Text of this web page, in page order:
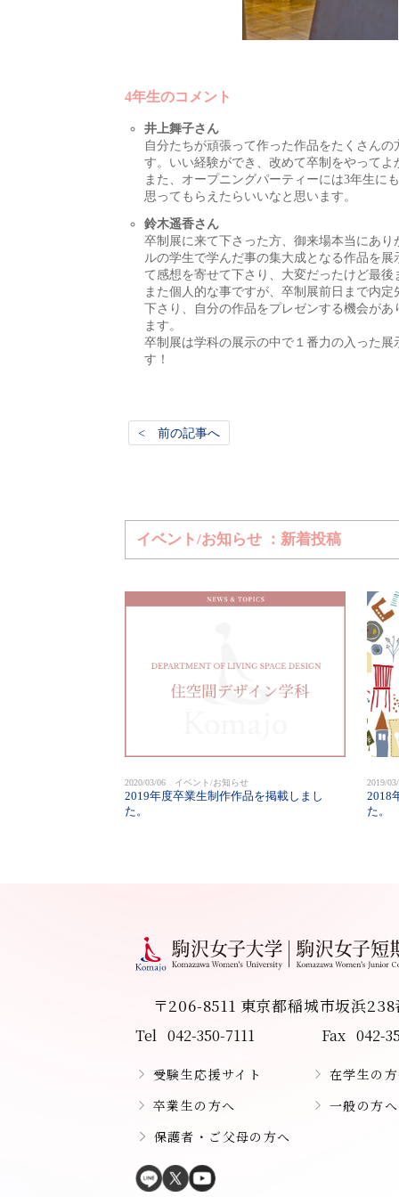
4年生のコメント
井上舞子さん
自分たちが頑張って作った作品をたくさん
す。いい経験ができ、改めて卒制をやってよ
また、オープニングパーティーには3年生に
思ってもらえたらいいなと思います。
鈴木遥香さん
卒制展に来て下さった方、御来場本当にあ
ルの学生で学んだ事の集大成となる作品を
て感想を寄せて下さり、大変だったけど最
また個人的な事ですが、卒制展前日まで内
下さり、自分の作品をプレゼンする機会が
ます。
卒制展は学科の展示の中で１番力の入った
す！
< 前の記事へ
イベント/お知らせ ：新着投稿
2020/03/06 イベント/お知らせ
2019年度卒業生制作作品を掲載しまし
た。
2019/
2018
た。
〒206-8511 東京都稲城市坂浜
Tel 042-350-7111 Fax 042-
受験生応援サイト
在学生の
卒業生の方へ
一般の方へ
保護者・ご父母の方へ